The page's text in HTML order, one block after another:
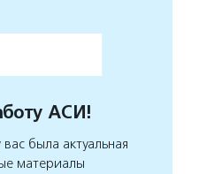
АСИ!
была актуальная
материалы